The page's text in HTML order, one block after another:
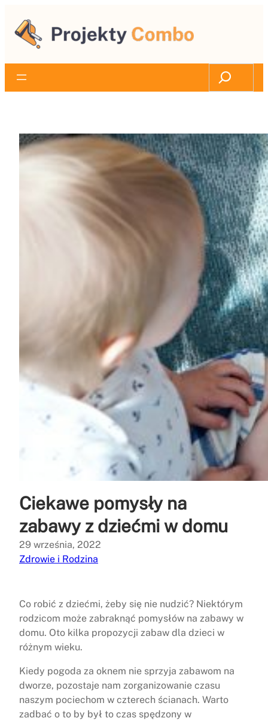
treści
Search
Ciekawe pomysły na
zabawy z dziećmi w domu
29 września, 2022
Zdrowie i Rodzina
Co robić z dziećmi, żeby się nie nudzić? Niektórym
rodzicom może zabraknąć pomysłów na zabawy w
domu. Oto kilka propozycji zabaw dla dzieci w
różnym wieku.
Kiedy pogoda za oknem nie sprzyja zabawom na
dworze, pozostaje nam zorganizowanie czasu
naszym pociechom w czterech ścianach. Warto
zadbać o to by był to czas spędzony w